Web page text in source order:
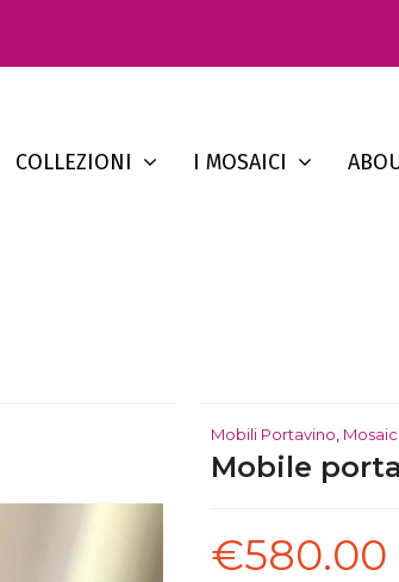
COLLEZIONI I MOSAICI
Mobili Portavino
Mobile
€580.00